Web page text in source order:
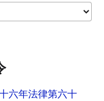
六年法律第六十